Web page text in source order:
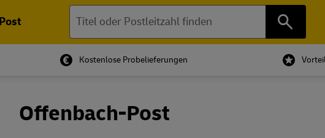
Suchen
Kostenlose Probelieferungen
Offenbach-Post